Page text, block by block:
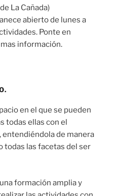
La Cañada)
abierto de lunes a
Ponte en
información.
en el que se pueden
todas ellas con el
de manera
todas las facetas del ser
formación amplia y